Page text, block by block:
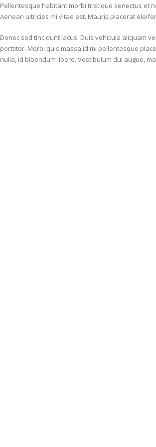
Pellentesque habitant morbi tristique senectus et
Aenean ultricies mi vitae est. Mauris placerat
Donec sed tincidunt lacus. Duis vehicula aliquam
porttitor. Morbi quis massa id mi pellentesque
nulla, id bibendum libero. Vestibulum dui augue,